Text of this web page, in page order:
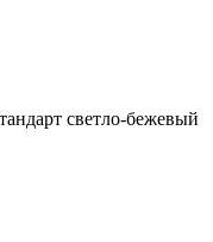
светло-бежевый